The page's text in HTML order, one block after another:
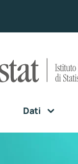
Dati